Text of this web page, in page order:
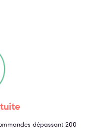
dépassant 200